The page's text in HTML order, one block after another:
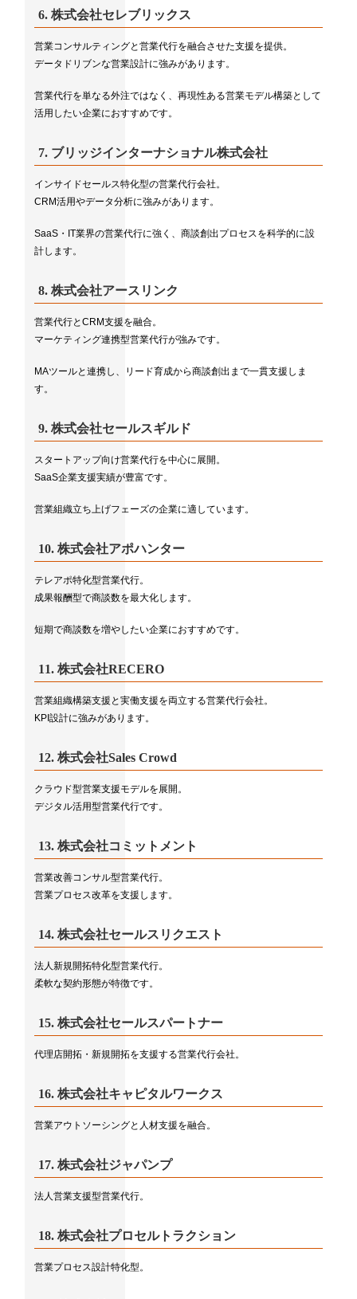
6. 株式会社セレブリックス
営業コンサルティングと営業代行を融合させた支援を提供。
データドリブンな営業設計に強みがあります。
営業代行を単なる外注ではなく、再現性ある営業モデル構築として
活用したい企業におすすめです。
7. ブリッジインターナショナル株式会社
インサイドセールス特化型の営業代行会社。
CRM活用やデータ分析に強みがあります。
SaaS・IT業界の営業代行に強く、商談創出プロセスを科学的に設
計します。
8. 株式会社アースリンク
営業代行とCRM支援を融合。
マーケティング連携型営業代行が強みです。
MAツールと連携し、リード育成から商談創出まで一貫支援しま
す。
9. 株式会社セールスギルド
スタートアップ向け営業代行を中心に展開。
SaaS企業支援実績が豊富です。
営業組織立ち上げフェーズの企業に適しています。
10. 株式会社アポハンター
テレアポ特化型営業代行。
成果報酬型で商談数を最大化します。
短期で商談数を増やしたい企業におすすめです。
11. 株式会社RECERO
営業組織構築支援と実働支援を両立する営業代行会社。
KPI設計に強みがあります。
12. 株式会社Sales Crowd
クラウド型営業支援モデルを展開。
デジタル活用型営業代行です。
13. 株式会社コミットメント
営業改善コンサル型営業代行。
営業プロセス改革を支援します。
14. 株式会社セールスリクエスト
法人新規開拓特化型営業代行。
柔軟な契約形態が特徴です。
15. 株式会社セールスパートナー
代理店開拓・新規開拓を支援する営業代行会社。
16. 株式会社キャピタルワークス
営業アウトソーシングと人材支援を融合。
17. 株式会社ジャパンプ
法人営業支援型営業代行。
18. 株式会社プロセルトラクション
営業プロセス設計特化型。